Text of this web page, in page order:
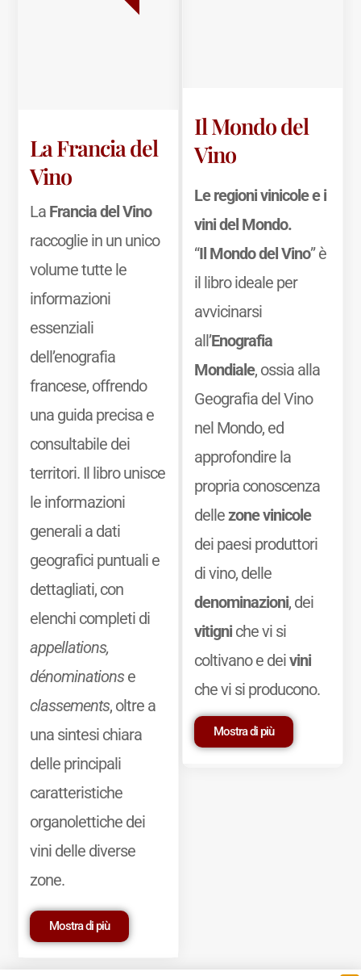
La Francia del
Vino
La Francia del Vino
raccoglie in un unico
volume tutte le
informazioni
essenziali
dell’enografia
francese, offrendo
una guida precisa e
consultabile dei
territori. Il libro unisce
le informazioni
generali a dati
geografici puntuali e
dettagliati, con
elenchi completi di
appellations,
dénominationse
classements, oltre a
una sintesi chiara
delle principali
caratteristiche
organolettiche dei
vini delle diverse
zone.
Mostra di più
Il Mondo del
Vino
Le regioni vinicole e i
vini del Mondo.
“Il Mondo del Vino” è
il libro ideale per
avvicinarsi
all’Enografia
Mondiale, ossia alla
Geografia del Vino
nel Mondo, ed
approfondire la
propria conoscenza
dellezone vinicole
dei paesi produttori
di vino, delle
denominazioni, dei
vitigniche vi si
coltivano e deivini
che vi si producono.
Mostra di più